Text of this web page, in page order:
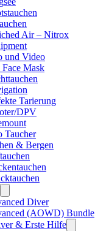
Air – Nitrox
und Video
Mask
Tarierung
DPV
Taucher
& Bergen
Diver
(AOWD) Bundle
& Erste Hilfe